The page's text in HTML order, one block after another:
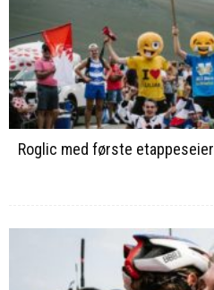
Roglic med første etappeseier